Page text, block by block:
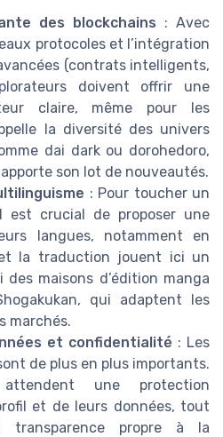
des blockchains : Avec
protocoles et l’intégration
(contrats intelligents,
doivent offrir une
claire, même pour les
la diversité des univers
dai dark ou dorohedoro,
son lot de nouveautés.
: Pour toucher un
est crucial de proposer une
langues, notamment en
et la traduction jouent ici un
maisons d’édition manga
qui adaptent les
marchés.
et confidentialité : Les
de plus en plus importants.
une protection
et de leurs données, tout
transparence propre à la